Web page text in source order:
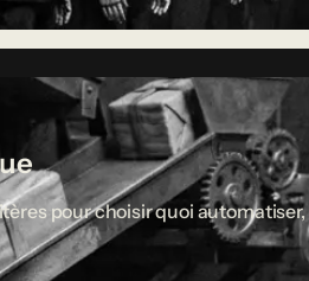
pour choisir quoi